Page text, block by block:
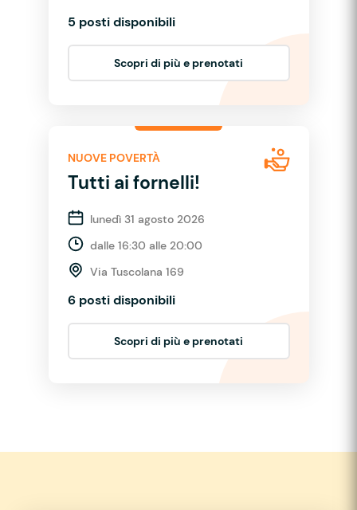
5 posti disponibili
Scopri di più e prenotati
NUOVE POVERTÀ
Tutti ai fornelli!
lunedì 31 agosto 2026
dalle 16:30 alle 20:00
Via Tuscolana 169
6 posti disponibili
Scopri di più e prenotati